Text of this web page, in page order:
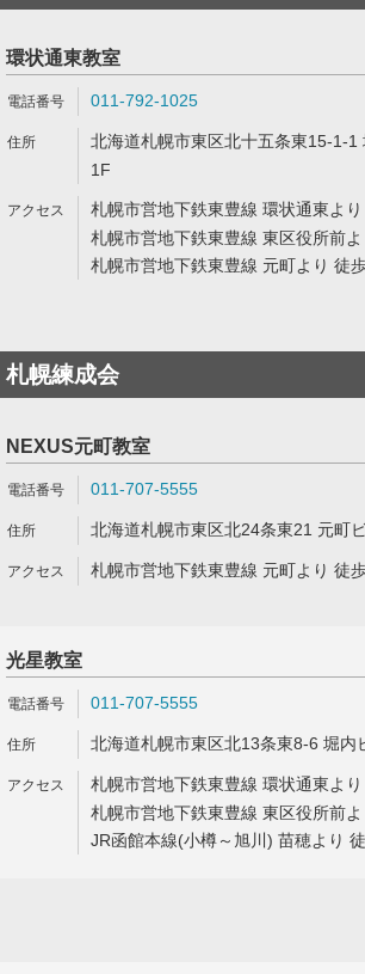
環状通東教室
011-792-1025
北海道札幌市東区北十五条東15-1-1
1F
札幌市営地下鉄東豊線 環状通東よ
札幌市営地下鉄東豊線 東区役所前
札幌市営地下鉄東豊線 元町より 徒
札幌練成会
NEXUS元町教室
011-707-5555
北海道札幌市東区北24条東21 元町
札幌市営地下鉄東豊線 元町より 徒
光星教室
011-707-5555
北海道札幌市東区北13条東8-6 堀内
札幌市営地下鉄東豊線 環状通東よ
札幌市営地下鉄東豊線 東区役所前
JR函館本線(小樽～旭川) 苗穂より